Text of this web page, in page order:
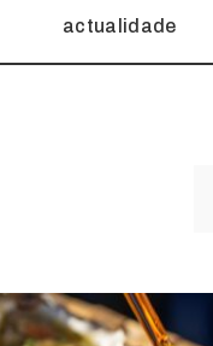
actualidade